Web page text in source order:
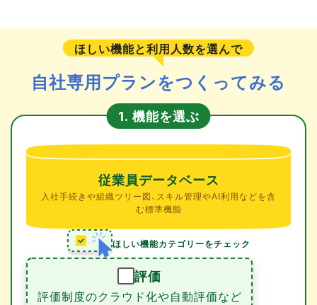
ほしい機能と利用人数を選んで
自社専用プランをつくってみる
1. 機能を選ぶ
従業員データベース
入社手続きや組織ツリー図、スキル管理やAI利用などを含
む標準機能
ほしい機能カテゴリーをチェック
評価
評価制度のクラウド化や自動評価など